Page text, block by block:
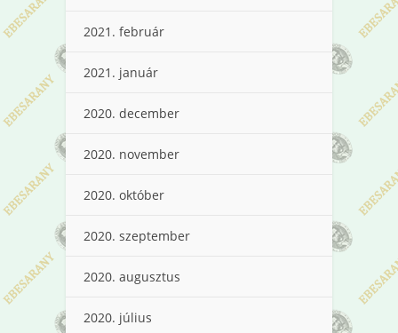
2021. február
2021. január
2020. december
2020. november
2020. október
2020. szeptember
2020. augusztus
2020. július